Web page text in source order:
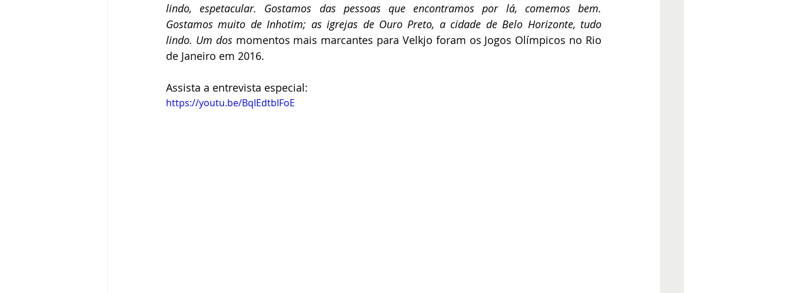
lindo, espetacular. Gostamos das pessoas que encontramos por lá, comemos bem.
Gostamos muito de Inhotim; as igrejas de Ouro Preto, a cidade de Belo Horizonte, tudo
lindo. Um dos momentos mais marcantes para Velkjo foram os Jogos Olímpicos no Rio
de Janeiro em 2016.
Assista a entrevista especial:
https://youtu.be/BqIEdtbIFoE